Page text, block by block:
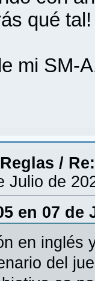
qué tal!
mi SM-
/
Julio de
en 07 de
en inglés
del